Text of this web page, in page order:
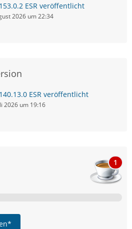
ESR veröffentlicht
2026 um 22:34
ESR veröffentlicht
2026 um 19:16
1